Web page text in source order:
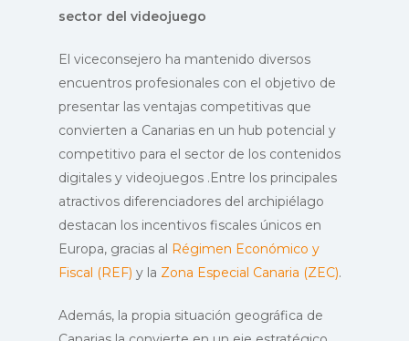
sector del videojuego
El viceconsejero ha mantenido diversos
encuentros profesionales con el objetivo de
presentar las ventajas competitivas que
convierten a Canarias en un hub potencial y
competitivo para el sector de los contenidos
digitales y videojuegos .Entre los principales
atractivos diferenciadores del archipiélago
destacan los incentivos fiscales únicos en
Europa, gracias al Régimen Económico y
Fiscal (REF) y la Zona Especial Canaria (ZEC).
Además, la propia situación geográfica de